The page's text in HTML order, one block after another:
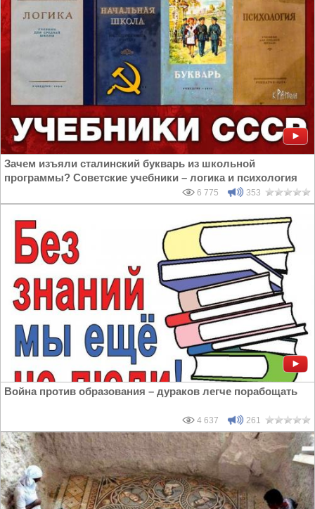
Зачем изъяли сталинский букварь из школьной
программы? Советские учебники – логика и психология
6 775 353
Война против образования – дураков легче порабощать
4 637 261